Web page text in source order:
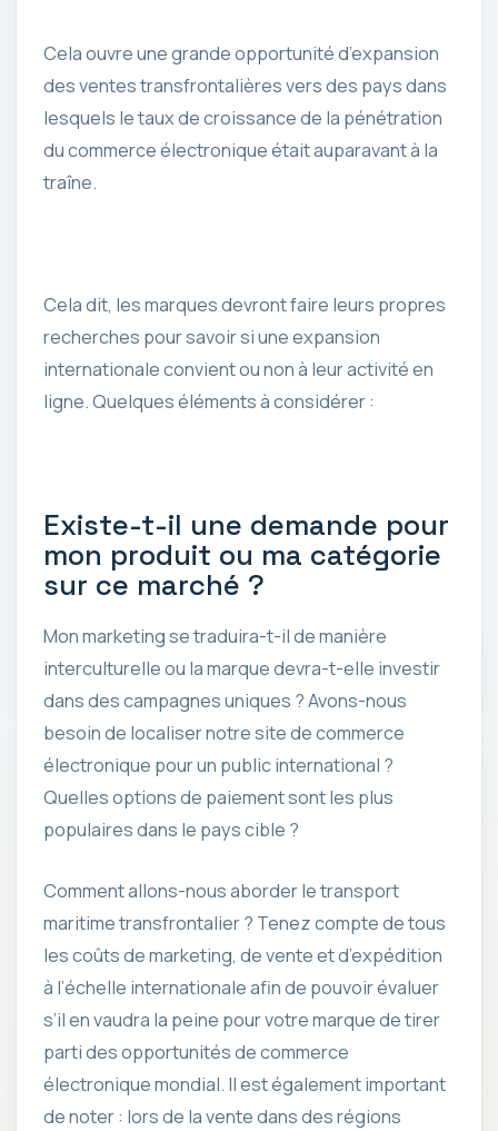
Cela ouvre une grande opportunité d’expansion
des ventes transfrontalières vers des pays dans
lesquels le taux de croissance de la pénétration
du commerce électronique était auparavant à la
traîne.
Cela dit, les marques devront faire leurs propres
recherches pour savoir si une expansion
internationale convient ou non à leur activité en
ligne. Quelques éléments à considérer :
Existe-t-il une demande pour
mon produit ou ma catégorie
sur ce marché ?
Mon marketing se traduira-t-il de manière
interculturelle ou la marque devra-t-elle investir
dans des campagnes uniques ? Avons-nous
besoin de localiser notre site de commerce
électronique pour un public international ?
Quelles options de paiement sont les plus
populaires dans le pays cible ?
Comment allons-nous aborder le transport
maritime transfrontalier ? Tenez compte de tous
les coûts de marketing, de vente et d’expédition
à l’échelle internationale afin de pouvoir évaluer
s’il en vaudra la peine pour votre marque de tirer
parti des opportunités de commerce
électronique mondial. Il est également important
de noter : lors de la vente dans des régions